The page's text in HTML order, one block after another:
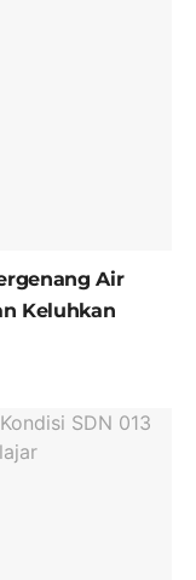
Air
Keluhkan